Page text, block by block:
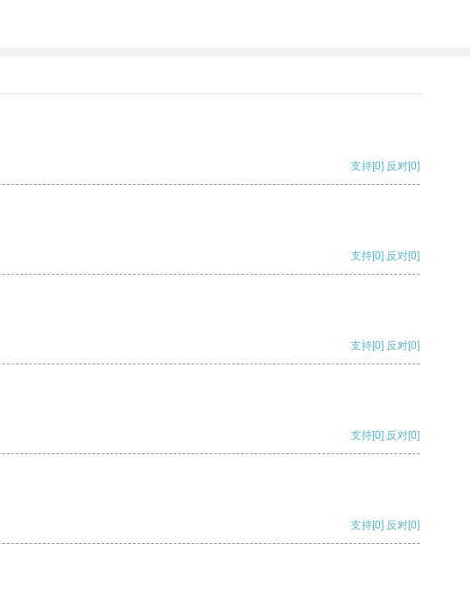
支持[0] 反对[0]
支持[0] 反对[0]
支持[0] 反对[0]
支持[0] 反对[0]
支持[0] 反对[0]